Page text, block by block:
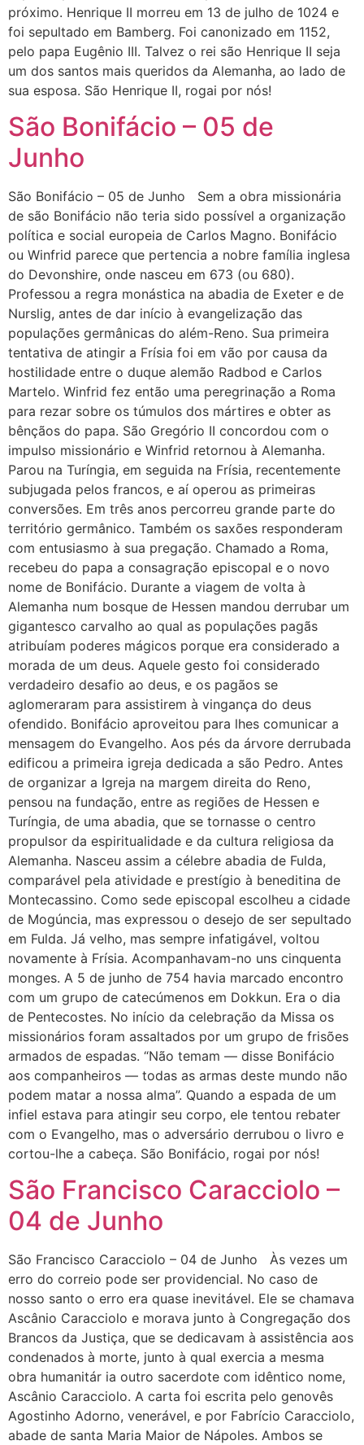
próximo. Henrique II morreu em 13 de julho de 1024 e
foi sepultado em Bamberg. Foi canonizado em 1152,
pelo papa Eugênio III. Talvez o rei são Henrique II seja
um dos santos mais queridos da Alemanha, ao lado de
sua esposa. São Henrique II, rogai por nós!
São Bonifácio – 05 de
Junho
São Bonifácio – 05 de Junho Sem a obra missionária
de são Bonifácio não teria sido possível a organização
política e social europeia de Carlos Magno. Bonifácio
ou Winfrid parece que pertencia a nobre família inglesa
do Devonshire, onde nasceu em 673 (ou 680).
Professou a regra monástica na abadia de Exeter e de
Nurslig, antes de dar início à evangelização das
populações germânicas do além-Reno. Sua primeira
tentativa de atingir a Frísia foi em vão por causa da
hostilidade entre o duque alemão Radbod e Carlos
Martelo. Winfrid fez então uma peregrinação a Roma
para rezar sobre os túmulos dos mártires e obter as
bênçãos do papa. São Gregório II concordou com o
impulso missionário e Winfrid retornou à Alemanha.
Parou na Turíngia, em seguida na Frísia, recentemente
subjugada pelos francos, e aí operou as primeiras
conversões. Em três anos percorreu grande parte do
território germânico. Também os saxões responderam
com entusiasmo à sua pregação. Chamado a Roma,
recebeu do papa a consagração episcopal e o novo
nome de Bonifácio. Durante a viagem de volta à
Alemanha num bosque de Hessen mandou derrubar um
gigantesco carvalho ao qual as populações pagãs
atribuíam poderes mágicos porque era considerado a
morada de um deus. Aquele gesto foi considerado
verdadeiro desafio ao deus, e os pagãos se
aglomeraram para assistirem à vingança do deus
ofendido. Bonifácio aproveitou para lhes comunicar a
mensagem do Evangelho. Aos pés da árvore derrubada
edificou a primeira igreja dedicada a são Pedro. Antes
de organizar a Igreja na margem direita do Reno,
pensou na fundação, entre as regiões de Hessen e
Turíngia, de uma abadia, que se tornasse o centro
propulsor da espiritualidade e da cultura religiosa da
Alemanha. Nasceu assim a célebre abadia de Fulda,
comparável pela atividade e prestígio à beneditina de
Montecassino. Como sede episcopal escolheu a cidade
de Mogúncia, mas expressou o desejo de ser sepultado
em Fulda. Já velho, mas sempre infatigável, voltou
novamente à Frísia. Acompanhavam-no uns cinquenta
monges. A 5 de junho de 754 havia marcado encontro
com um grupo de catecúmenos em Dokkun. Era o dia
de Pentecostes. No início da celebração da Missa os
missionários foram assaltados por um grupo de frisões
armados de espadas. “Não temam — disse Bonifácio
aos companheiros — todas as armas deste mundo não
podem matar a nossa alma”. Quando a espada de um
infiel estava para atingir seu corpo, ele tentou rebater
com o Evangelho, mas o adversário derrubou o livro e
cortou-lhe a cabeça. São Bonifácio, rogai por nós!
São Francisco Caracciolo –
04 de Junho
São Francisco Caracciolo – 04 de Junho Às vezes um
erro do correio pode ser providencial. No caso de
nosso santo o erro era quase inevitável. Ele se chamava
Ascânio Caracciolo e morava junto à Congregação dos
Brancos da Justiça, que se dedicavam à assistência aos
condenados à morte, junto à qual exercia a mesma
obra humanitár ia outro sacerdote com idêntico nome,
Ascânio Caracciolo. A carta foi escrita pelo genovês
Agostinho Adorno, venerável, e por Fabrício Caracciolo,
abade de santa Maria Maior de Nápoles. Ambos se